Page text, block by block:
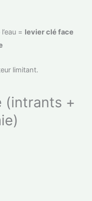
= levier clé face
limitant.
(intrants +